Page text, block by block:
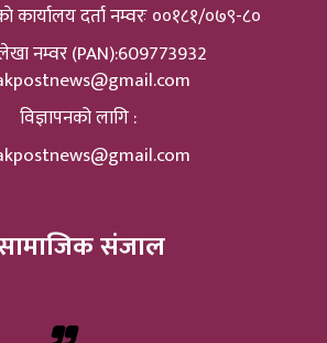
कार्यालय दर्ता नम्वरः ००१८१/०७९-८०
नम्वर (PAN):609773932
विज्ञापनको लागि :
संजाल